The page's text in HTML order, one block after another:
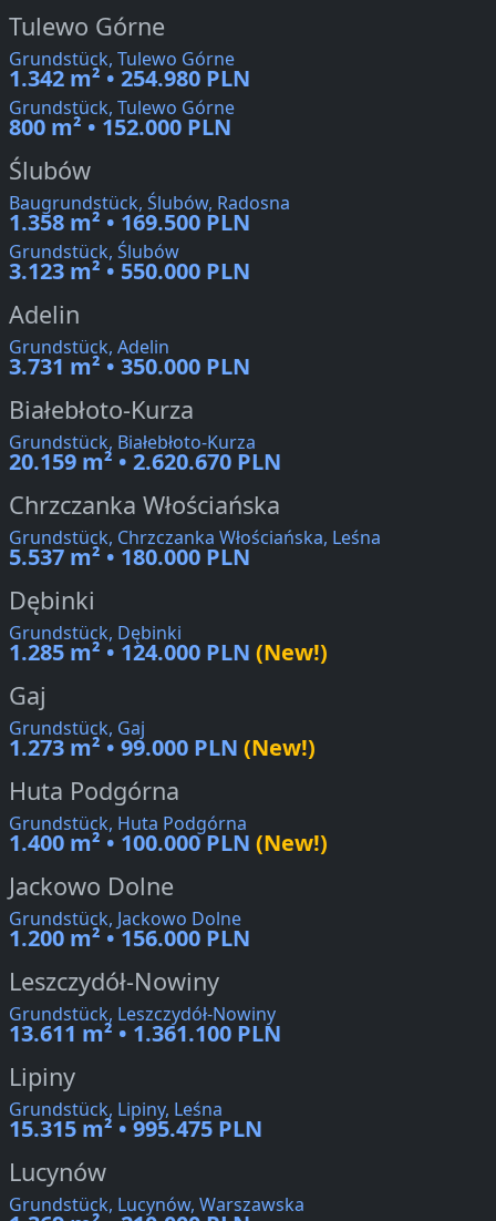
Tulewo Górne
Grundstück, Tulewo Górne
1.342 m² • 254.980 PLN
Grundstück, Tulewo Górne
800 m² • 152.000 PLN
Ślubów
Baugrundstück, Ślubów, Radosna
1.358 m² • 169.500 PLN
Grundstück, Ślubów
3.123 m² • 550.000 PLN
Adelin
Grundstück, Adelin
3.731 m² • 350.000 PLN
Białebłoto-Kurza
Grundstück, Białebłoto-Kurza
20.159 m² • 2.620.670 PLN
Chrzczanka Włościańska
Grundstück, Chrzczanka Włościańska, Leśna
5.537 m² • 180.000 PLN
Dębinki
Grundstück, Dębinki
1.285 m² • 124.000 PLN (New!)
Gaj
Grundstück, Gaj
1.273 m² • 99.000 PLN (New!)
Huta Podgórna
Grundstück, Huta Podgórna
1.400 m² • 100.000 PLN (New!)
Jackowo Dolne
Grundstück, Jackowo Dolne
1.200 m² • 156.000 PLN
Leszczydół-Nowiny
Grundstück, Leszczydół-Nowiny
13.611 m² • 1.361.100 PLN
Lipiny
Grundstück, Lipiny, Leśna
15.315 m² • 995.475 PLN
Lucynów
Grundstück, Lucynów, Warszawska